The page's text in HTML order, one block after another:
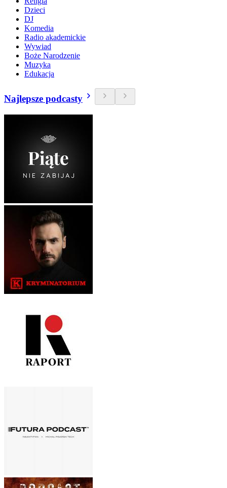
Dzieci
DJ
Komedia
Radio akademickie
Wywiad
Boże Narodzenie
Muzyka
Edukacja
Najlepsze podcasty